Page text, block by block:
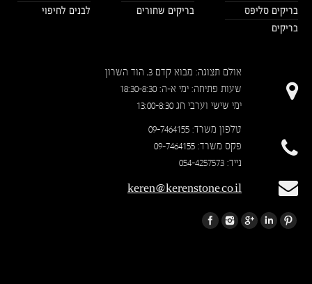
בריקים סליפס
בריקים
בריקים שחורים
לבנים לחיפוי
אולם תצוגה: מבוא קדם 3, הוד השרון
שעות פתיחה: ימי א-ה: 18:30-8:30
ימי שישי וערבי חג 13:00-8:30
טלפון משרד: 09-7464155
פקס משרד: 09-7464155
נייד: 054-4257573
keren@kerenstone.co.il